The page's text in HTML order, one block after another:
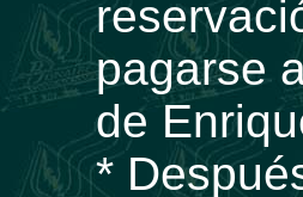
pagarse
de
*